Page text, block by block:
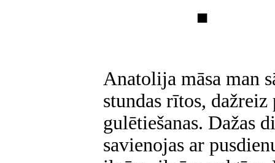
■
Anatolija māsa man
stundas rītos,
gulētiešanas. Dažas
savienojas ar